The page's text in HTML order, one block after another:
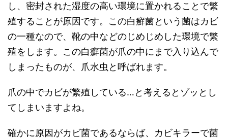
し、密封された湿度の高い環境に置かれることで繁
殖することが原因です。この白癬菌という菌はカビ
の一種なので、靴の中などのじめじめした環境で繁
殖をします。この白癬菌が爪の中にまで入り込んで
しまったものが、爪水虫と呼ばれます。
爪の中でカビが繁殖している…と考えるとゾッとし
てしまいますよね。
確かに原因がカビ菌であるならば、カビキラーで菌